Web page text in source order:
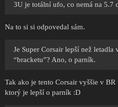
3U je totální ufo, co nemá na 5.7
Na to si si odpovedal sám.
Je Super Corsair lepší než letadla
“bracketu”? Ano, o parník.
Tak ako je tento Corsair vyššie v
ktorý je lepší o parník :D